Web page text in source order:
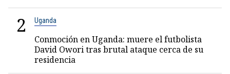
2 Uganda
Conmoción en Uganda: muere el futbolista
David Owori tras brutal ataque cerca de su
residencia